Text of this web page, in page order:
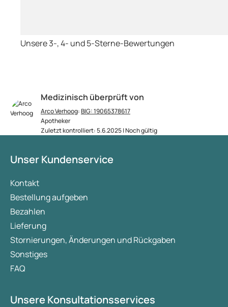
Medizinisch überprüft von
Arco Verhoog:BIG: 19065378617
Apotheker
Zuletzt kontrolliert: 5.6.2025 | Noch gültig
Unsere 3-, 4- und 5-Sterne-Bewertungen
Unser Kundenservice
Kontakt
Bestellung aufgeben
Bezahlen
Lieferung
Stornierungen, Änderungen und Rückgaben
Sonstiges
FAQ
Unsere Konsultationsservices